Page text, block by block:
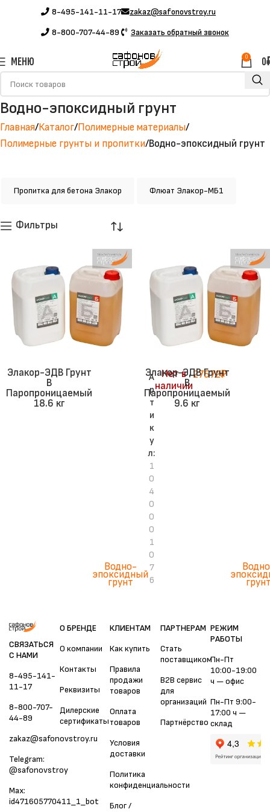
8-495-141-11-17
8-800-707-44-89
zakaz@safonovstroy.ru
Заказать обратный звонок
МЕНЮ 0 0
Водно-эпоксидный грунт
Главная Каталог Полимерные материалы
Полимерные грунты и пропитки Водно-эпоксидный грунт
Пропитка для бетона Элакор Флюат Элакор-МБ1
Фильтры
Элакор-ЭДВ Грунт
В
Паропроницаемый
18.6 кг
Водно-
эпоксидный
грунт
А
р
т
и
к
у
л:
1
0
4
0
0
0
1
0
7
6
Нет в
наличии
27572₽
Элакор-ЭДВ Грунт
В
Паропроницаемый
9.6 кг
СВЯЗАТЬСЯ
С НАМИ
8-495-141-
11-17
8-800-707-
44-89
zakaz@safonovstroy.ru
Telegram:
@safonovstroy
Max:
id471605770411_1_bot
О БРЕНДЕ
О компании
Контакты
Реквизиты
Дилерские
сертификаты
КЛИЕНТАМ
Как купить
Правила
продажи
товаров
Оплата
товаров
Условия
доставки
Политика
конфиденциальности
Блог /
ПАРТНЕРАМ
Стать
поставщиком
B2B сервис
для
организаций
Партнёрство
РЕЖИМ
РАБОТЫ
Пн-Пт
10:00-19:00
ч — офис
Пн-Пт 9:00-
17:00 ч —
склад